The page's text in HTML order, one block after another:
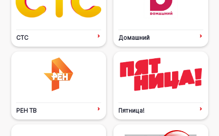
СТС Домашний
РЕН ТВ Пятница!